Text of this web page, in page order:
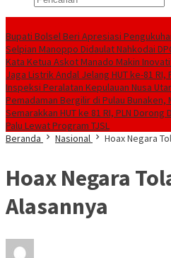
Bupati Bolsel Beri Apresiasi
Selpian Manoppo Didaulat Nahkodai
Kata Ketua Askot Manado Makin
Jaga Listrik Andal Jelang HUT ke-81 RI,
Inspeksi Peralatan Kepulauan Nusa
Pemadaman Bergilir di Pulau Bunaken,
Semarakkan HUT ke 81 RI, PLN
Palu Lewat Program TJSL
Beranda
Nasional Hoax Negara
Hoax Negara
Alasannya